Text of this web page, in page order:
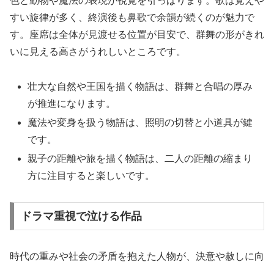
すい旋律が多く、終演後も鼻歌で余韻が続くのが魅力で
す。座席は全体が見渡せる位置が目安で、群舞の形がきれ
いに見える高さがうれしいところです。
壮大な自然や王国を描く物語は、群舞と合唱の厚み
が推進になります。
魔法や変身を扱う物語は、照明の切替と小道具が鍵
です。
親子の距離や旅を描く物語は、二人の距離の縮まり
方に注目すると楽しいです。
ドラマ重視で泣ける作品
時代の重みや社会の矛盾を抱えた人物が、決意や赦しに向